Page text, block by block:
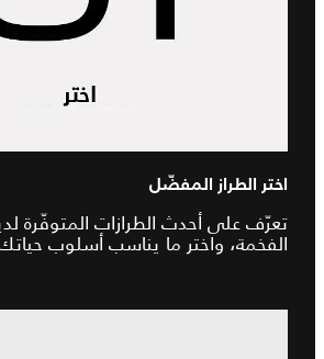
اختر الطراز المفضّل
تعرّف على أحدث الطرازات المتوفّرة
الفخمة، واختر ما يناسب أسلوب